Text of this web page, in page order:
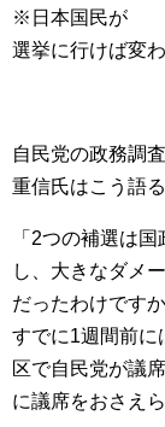
※日本国民が
選挙に行けば変
自民党の政務調
重信氏はこう語る
「2つの補選は
し、大きなダメ
だったわけですか
すでに1週間前に
区で自民党が議
に議席をおさえら